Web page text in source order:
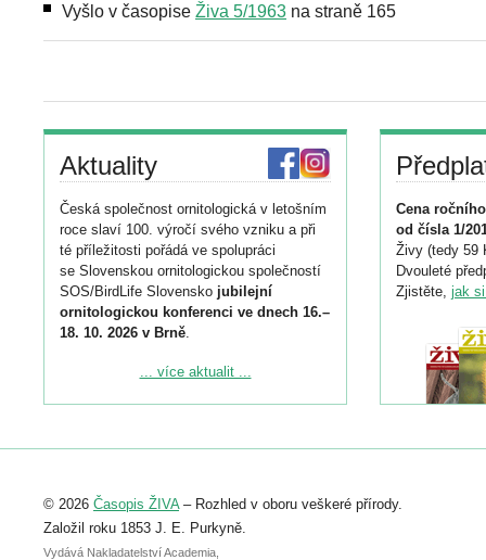
Vyšlo v časopise Živa 5/1963 na straně 165
Aktuality
Česká společnost ornitologická v letošním
roce slaví 100. výročí svého vzniku a při
té příležitosti pořádá ve spolupráci
se Slovenskou ornitologickou společností
SOS/BirdLife Slovensko jubilejní
ornitologickou konferenci ve dnech 16.–
18. 10. 2026 v Brně.
Podrobnější informace ke konferenci
Registrovat se můžete do 6. září.
abstraktu přihlášené přednášky nebo
posteru je už 30. června.
... více aktualit ...
Cena
od čísla 1/
Živy (tedy 59
Dvouleté
Zjistěte, jak
© 2026 Časopis ŽIVA– Rozhled v oboru veškeré přírody.
Založil roku 1853 J. E. Purkyně.
Vydává Nakladatelství Academia,